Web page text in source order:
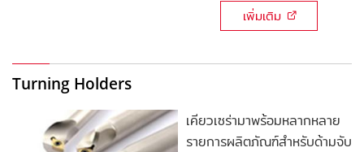
เพิ่มเติม
Turning Holders
เคียวเซร่ามาพร้อมหลากหลาย
รายการผลิตภัณฑ์สำหรับด้ามจับ